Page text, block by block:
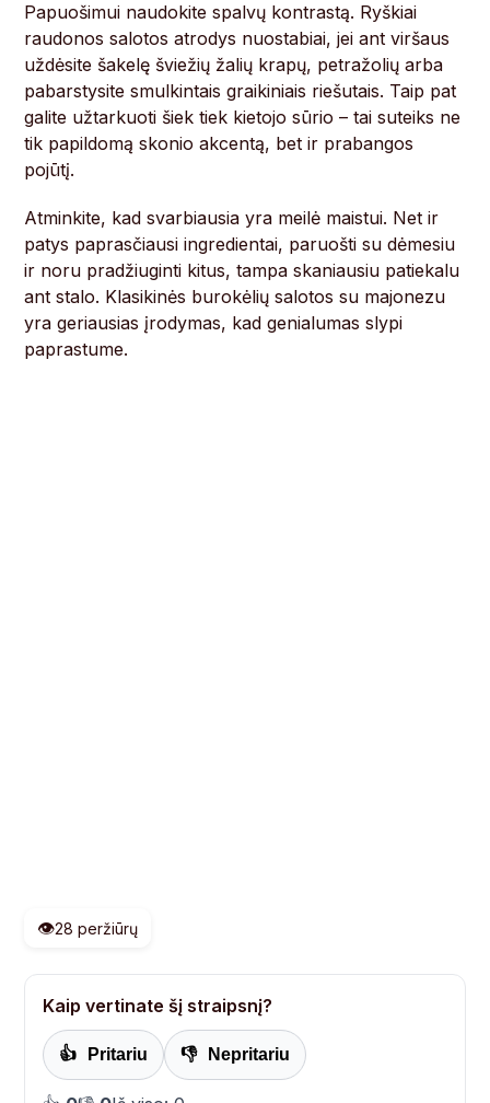
Papuošimui naudokite spalvų kontrastą. Ryškiai
raudonos salotos atrodys nuostabiai, jei ant viršaus
uždėsite šakelę šviežių žalių krapų, petražolių arba
pabarstysite smulkintais graikiniais riešutais. Taip pat
galite užtarkuoti šiek tiek kietojo sūrio – tai suteiks ne
tik papildomą skonio akcentą, bet ir prabangos
pojūtį.
Atminkite, kad svarbiausia yra meilė maistui. Net ir
patys paprasčiausi ingredientai, paruošti su dėmesiu
ir noru pradžiuginti kitus, tampa skaniausiu patiekalu
ant stalo. Klasikinės burokėlių salotos su majonezu
yra geriausias įrodymas, kad genialumas slypi
paprastume.
👁️28 peržiūrų
Kaip vertinate šį straipsnį?
👍 Pritariu 👎 Nepritariu